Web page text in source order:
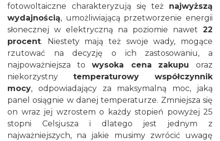
fotowoltaiczne charakteryzują się też najwyższą
wydajnością, umożliwiającą przetworzenie energii
słonecznej w elektryczną na poziomie nawet 22
procent. Niestety mają też swoje wady, mogące
rzutować na decyzję o ich zastosowaniu, a
najpoważniejsza towysoka cena zakupuoraz
niekorzystny temperaturowy współczynnik
mocy, odpowiadający za maksymalną moc, jaką
panel osiągnie w danej temperaturze. Zmniejsza się
on wraz jej wzrostem o każdy stopień powyżej 25
stopni Celsjusza i dlatego jest jednym z
najważniejszych, na jakie musimy zwrócić uwagę